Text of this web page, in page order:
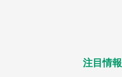
注目情報